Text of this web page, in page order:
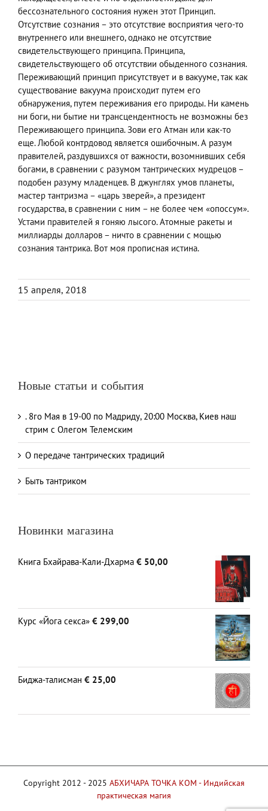
бессознательного состояния нужен этот Принцип.
Отсутствие сознания – это отсутствие восприятия чего-то
внутреннего или внешнего, однако не отсутствие
свидетельствующего принципа. Принципа,
свидетельствующего об отсутствии обыденного сознания.
Переживающий принцип присутствует и в вакууме, так как
существование вакуума происходит путем его
обнаружения, путем переживания его природы. Ни камень
ни боги, ни бытие ни трансцендентность не возможны без
Переживающего принципа. Зови его Атман или как-то
еще. Любой контрдовод является ошибочным. А разум
правителей, раздувшихся от важности, возомнивших себя
богами, в сравнении с разумом тантрических мудрецов –
подобен разуму младенцев. В джунглях умов планеты,
мастер тантризма – «царь зверей», а президент
государства, в сравнении с ним – не более чем «опоссум».
Устами правителей я гоняю лысого. Атомные ракеты и
миллиарды долларов – ничто в сравнении с мощью
сознания тантрика. Вот моя прописная истина.
15 апреля, 2018
Новые статьи и события
. 8го Мая в 19-00 по Мадриду, 20:00 Москва, Киев наш
стрим с Олегом Телемским
О передаче тантрических традиций
Быть тантриком
Новинки магазина
Книга Бхайрава-Кали-Дхарма € 50,00
Курс «Йога секса» € 299,00
Биджа-талисман € 25,00
Copyright 2012 - 2025 АБХИЧАРА ТОЧКА КОМ - Индийская
практическая магия